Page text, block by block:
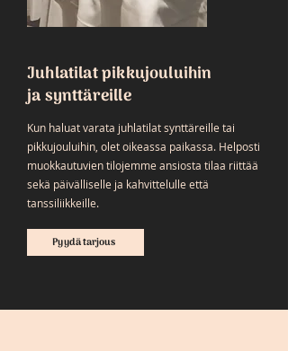
Juhlatilat pikkujouluihin
ja synttäreille
Kun haluat varata juhlatilat synttäreille tai
pikkujouluihin, olet oikeassa paikassa. Helposti
muokkautuvien tilojemme ansiosta tilaa riittää
sekä päivälliselle ja kahvittelulle että
tanssiliikkeille.
Pyydä tarjous